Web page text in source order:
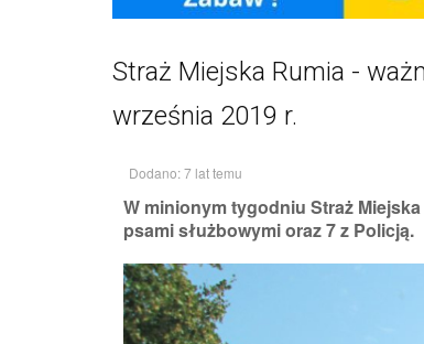
Straż Miejska Rumia -
września 2019 r.
Dodano: 7 lat temu
W minionym tygodniu Straż
psami służbowymi oraz 7 z Policją.